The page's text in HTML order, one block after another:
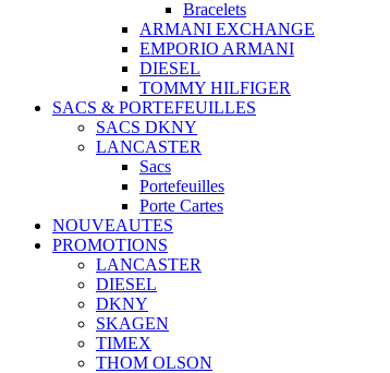
Bracelets
ARMANI EXCHANGE
EMPORIO ARMANI
DIESEL
TOMMY HILFIGER
SACS & PORTEFEUILLES
SACS DKNY
LANCASTER
Sacs
Portefeuilles
Porte Cartes
NOUVEAUTES
PROMOTIONS
LANCASTER
DIESEL
DKNY
SKAGEN
TIMEX
THOM OLSON